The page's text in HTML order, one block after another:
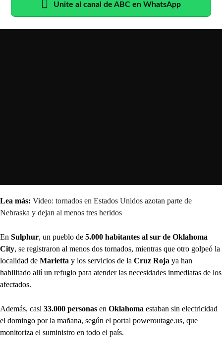
Unite al canal de ABC en WhatsApp
Lea más: Video: tornados en Estados Unidos azotan parte de
Nebraska y dejan al menos tres heridos
En Sulphur, un pueblo de 5.000 habitantes al sur de Oklahoma
City, se registraron al menos dos tornados, mientras que otro golpeó la
localidad de Marietta y los servicios de la Cruz Roja ya han
habilitado allí un refugio para atender las necesidades inmediatas de los
afectados.
Además, casi 33.000 personas en Oklahoma estaban sin electricidad
el domingo por la mañana, según el portal poweroutage.us, que
monitoriza el suministro en todo el país.